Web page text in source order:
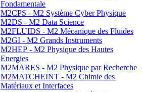
Fondamentale
M2CPS - M2 Système Cyber Physique
M2DS - M2 Data Science
M2FLUIDS - M2 Mécanique des Fluides
M2GI - M2 Grands Instruments
M2HEP - M2 Physique des Hautes
Energies
M2MARES - M2 Physique par Recherche
M2MATCHEINT - M2 Chimie des
Matériaux et Interfaces